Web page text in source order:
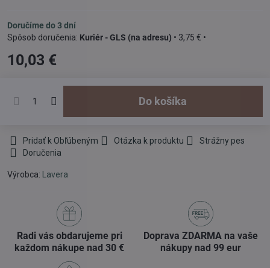
Doručíme do 3 dní
Kuriér - GLS (na adresu) • 3,75 € •
10,03 €
Do košíka
Pridať k Obľúbeným Otázka k produktu
Strážny pes
Doručenia
Výrobca: Lavera
Radi vás obdarujeme pri
každom nákupe nad 30 €
Doprava ZDARMA na vaše
nákupy nad 99 eur